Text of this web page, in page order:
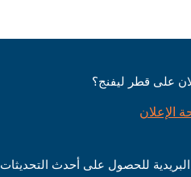
على قطر ليفنج؟
الإعلان
للحصول على أحدث التحديثات